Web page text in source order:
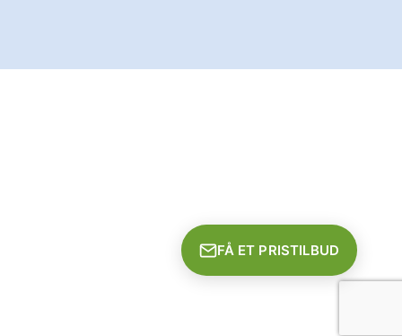
FÅ ET PRISTILBUD